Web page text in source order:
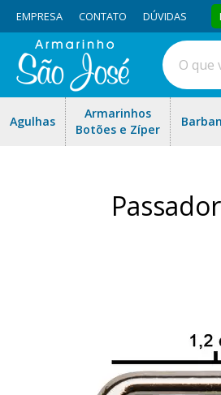
EMPRESA CONTATO DÚVIDAS
Agulhas
Armarinhos
Botões e Zíper